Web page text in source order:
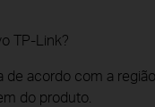
TP-Link?
acordo com a
do produto.